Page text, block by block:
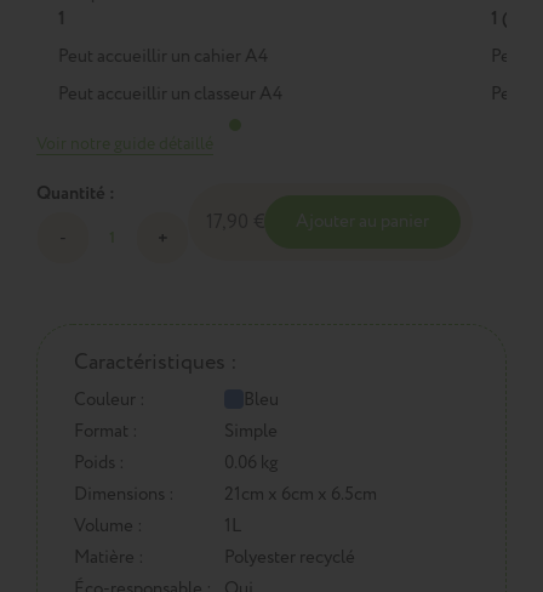
1
Peut accueillir un cahier A4
Peut accueillir un classeur A4
1 (M)
Peut
Peut
Quantité :
Caractéristiques :
Couleur :
Bleu
Format :
Simple
Poids :
0.06 kg
Dimensions :
21cm x 6cm x 6.5cm
Volume :
1L
Matière :
Polyester recyclé